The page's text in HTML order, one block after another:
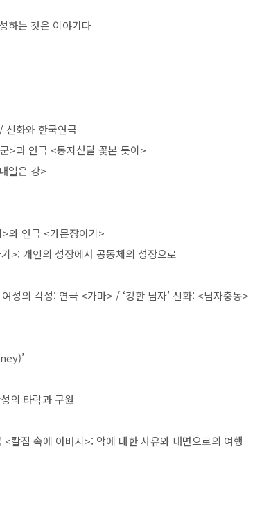
하는 것은 이야기다
/ 신화와 한국연극
>과 연극 <동지섣달 꽃본 듯이>
내일은 강>
>와 연극 <가믄장아기>
>: 개인의 성장에서 공동체의 성장으로
성의 각성: 연극 <가마> / ‘강한 남자’ 신화: <남자충동>
의 타락과 구원
<칼집 속에 아버지>: 악에 대한 사유와 내면으로의 여행